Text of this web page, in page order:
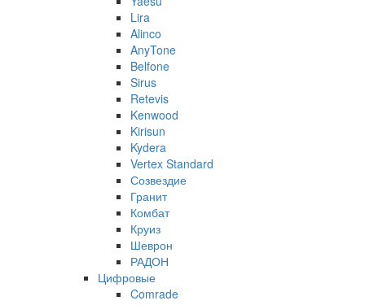
Lira
Alinco
AnyTone
Belfone
Sirus
Retevis
Kenwood
Kirisun
Kydera
Vertex Standard
Созвездие
Гранит
Комбат
Круиз
Шеврон
РАДОН
Цифровые
Comrade